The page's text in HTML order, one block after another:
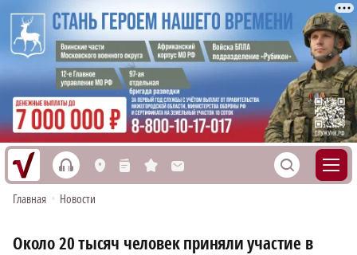
h L n s M S
Главная • Новости
Около 20 тысяч человек приняли участие в